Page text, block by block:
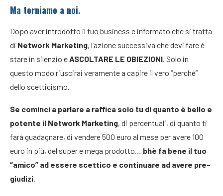
Ma torniamo a noi.
Dopo aver introdotto il tuo business e informato che si tratta
di Network Marketing, l’azione successiva che devi fare è
stare in silenzio eASCOLTARE LE OBIEZIONI. Solo in
questo modo riuscirai veramente a capire il vero “perché”
dello scetticismo.
Se cominci a parlare a raffica solo tu di quanto è bello e
potente il Network Marketing, di percentuali, di quanto ti
farà guadagnare, di vendere 500 euro al mese per avere 100
euro in più, del super e mega prodotto… bhè fa bene il tuo
“amico” ad essere scettico e continuare ad avere pre-
giudizi.